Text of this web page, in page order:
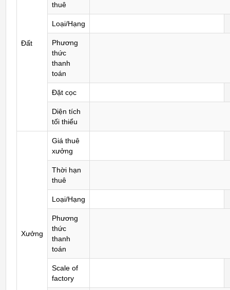
Đất
thuê
Loại/Hạng
Phương
thức
thanh
toán
Đặt cọc
Diện tích
tối thiểu
Xưởng
Giá thuê
xưởng
Thời hạn
thuê
Loại/Hạng
Phương
thức
thanh
toán
Scale of
factory